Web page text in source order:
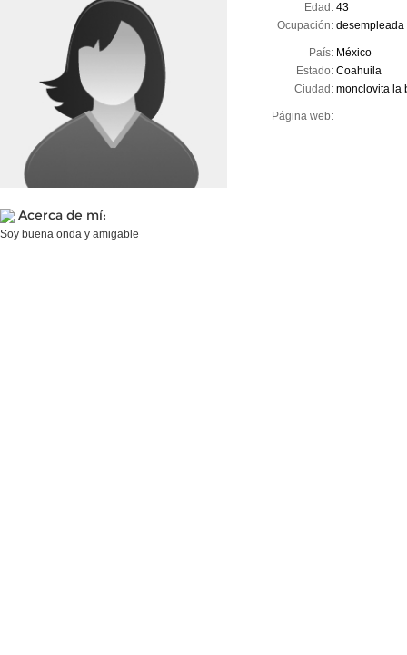
Edad: 43
Ocupación: desempleada
País: México
Estado: Coahuila
Ciudad: monclovita la
Página web:
Acerca de mí:
Soy buena onda y amigable